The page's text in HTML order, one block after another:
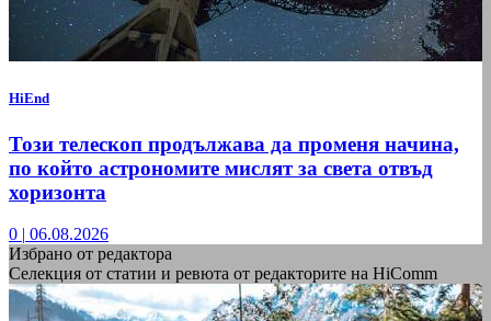
HiEnd
Този телескоп продължава да променя начина,
по който астрономите мислят за света отвъд
хоризонта
0 | 06.08.2026
Избрано от редактора
Селекция от статии и ревюта от редакторите на HiComm